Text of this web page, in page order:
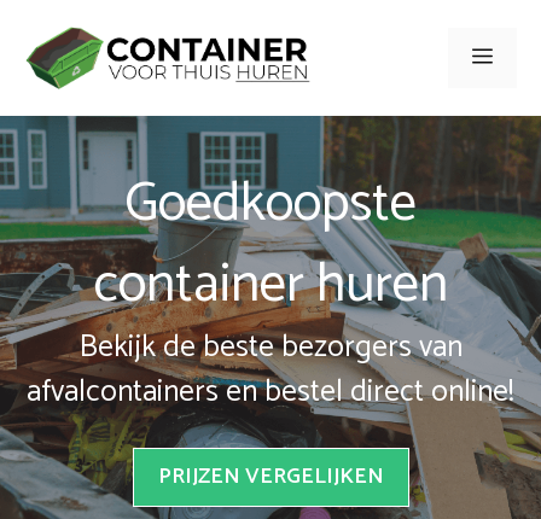
naar
inhoud
Menu
Goedkoopste
container huren
Bekijk de beste bezorgers van
afvalcontainers en bestel direct online!
PRIJZEN VERGELIJKEN